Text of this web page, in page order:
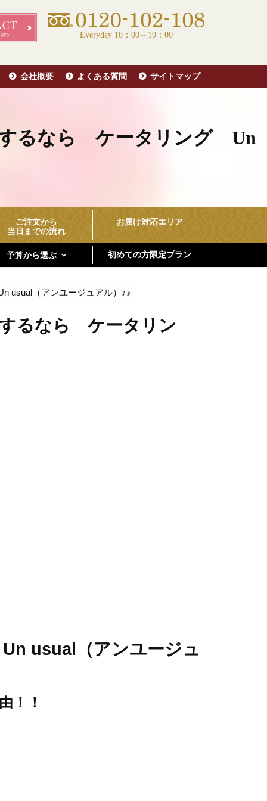
Everyday 10：00～19：00
会社概要 よくある質問 サイトマップ
るなら ケータリング Un
ご注文から
当日までの流れ
お届け対応エリア
予算から選ぶ 初めての方限定プラン
（アンユージュアル）♪♪
るなら ケータリン
usual（アンユージュ
！！